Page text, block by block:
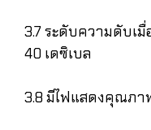
3.7 ระดับความดับเ
40 เดซิเบล
3.8 มีไฟแสดงคุณภา